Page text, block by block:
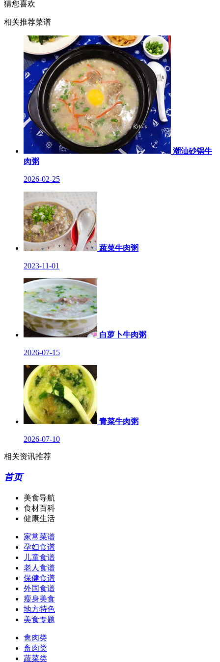
猜您喜欢
相关推荐菜谱
潮汕砂锅牛
肉粥
2026-02-25
蔬菜牛肉粥
2023-11-01
白萝卜牛肉粥
2026-07-15
青菜牛肉粥
2026-07-10
相关资讯推荐
首页
美食导航
食材百科
健康生活
家常菜谱
孕妇食谱
儿童食谱
老人食谱
保健食谱
外国食谱
瘦身美食
地方特色
美食专题
禽肉类
畜肉类
蔬菜类